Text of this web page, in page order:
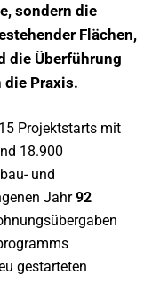
sondern die
Flächen,
die Überführung
die Praxis.
Projektstarts mit
18.900
und
Jahr92
gestarteten